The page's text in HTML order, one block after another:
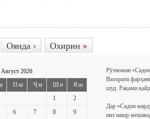
Оянда › Охирин »
Август 2026
Пш Ҷм Шн Яш
1
2
6 7 8
9
Рӯзномаи
Вазорати
шуд. Рақами
Дар «Садои
низ нашр